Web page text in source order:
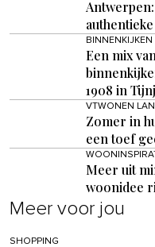
BINNENKIJKEN
Een mix
1908 in
VTWONEN
Zomer in
een toef
Meer uit
woonidee
Meer voor jou
SHOPPING